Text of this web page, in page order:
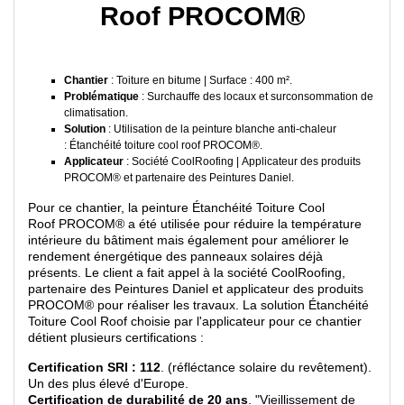
Roof PROCOM®
Chantier : Toiture en bitume | Surface : 400 m².
Problématique : Surchauffe des locaux et surconsommation de
climatisation.
Solution : Utilisation de la peinture blanche anti-chaleur
: Étanchéité toiture cool roof PROCOM®.
Applicateur : Société CoolRoofing | Applicateur des produits
PROCOM® et partenaire des Peintures Daniel.
Pour ce chantier, la peinture Étanchéité Toiture Cool
Roof PROCOM® a été utilisée pour réduire la température
intérieure du bâtiment mais également pour améliorer le
rendement énergétique des panneaux solaires déjà
présents. Le client a fait appel à la société CoolRoofing,
partenaire des Peintures Daniel et applicateur des produits
PROCOM® pour réaliser les travaux. La solution Étanchéité
Toiture Cool Roof choisie par l'applicateur pour ce chantier
détient plusieurs certifications :
Certification SRI : 112 . (réfléctance solaire du revêtement).
Un des plus élevé d'Europe.
Certification de durabilité de 20 ans . "Vieillissement de